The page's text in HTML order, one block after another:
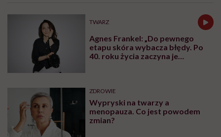
TWARZ
Agnes Frankel: „Do pewnego
etapu skóra wybacza błędy. Po
40. roku życia zaczyna je
ZDROWIE
Wypryski na twarzy a
menopauza. Co jest powodem
zmian?